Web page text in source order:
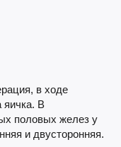
в ходе
яичка. В
половых желез у
и двусторонняя.